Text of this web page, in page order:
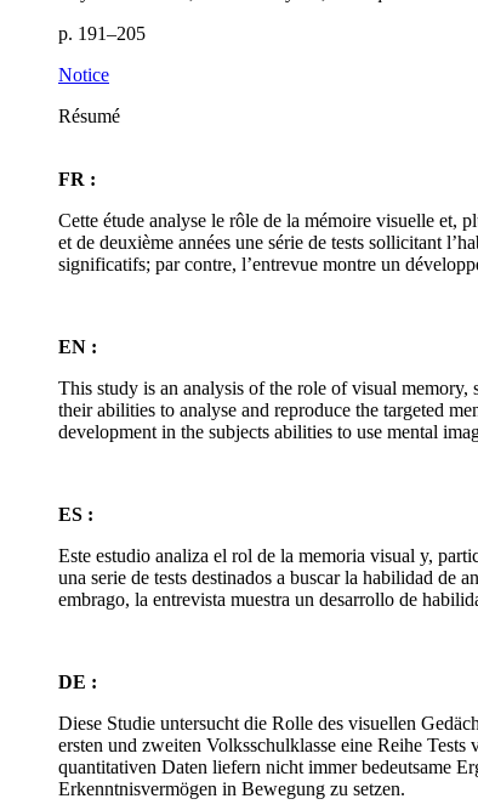
p. 191–205
Notice
Résumé
FR :
Cette étude analyse le rôle de la mémoire visuelle et,
et de deuxième années une série de tests sollicitant
significatifs; par contre, l’entrevue montre un
EN :
This study is an analysis of the role of visual
their abilities to analyse and reproduce the targeted
development in the subjects abilities to use mental
ES :
Este estudio analiza el rol de la memoria visual y,
una serie de tests destinados a buscar la habilidad de
embrago, la entrevista muestra un desarrollo de
DE :
Diese Studie untersucht die Rolle des visuellen
ersten und zweiten Volksschulklasse eine Reihe
quantitativen Daten liefern nicht immer bedeutsame
Erkenntnisvermögen in Bewegung zu setzen.